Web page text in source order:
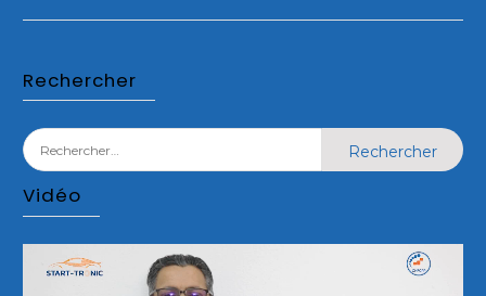
Rechercher
Rechercher :
Vidéo
Lecteur